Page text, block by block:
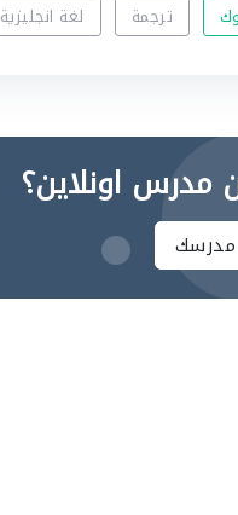
ترجمة لغة انجليزية
مدرس اونلاين؟